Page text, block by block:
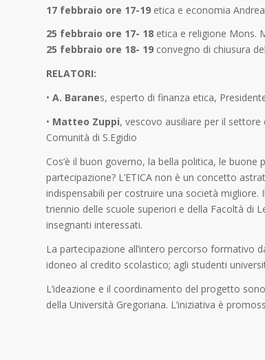
17 febbraio ore 17-19 etica e economia
25 febbraio ore 17- 18 etica e religione Mons.
25 febbraio ore 18- 19 convegno di chiusura
RELATORI:
• A. Baranes, esperto di finanza etica,
• Matteo Zuppi, vescovo ausiliare per il
Comunità di S.Egidio
Cos’è il buon governo, la bella politica, le
partecipazione? L’ETICA non è un concetto
indispensabili per costruire una società
triennio delle scuole superiori e della Facoltà di
insegnanti interessati.
La partecipazione all’intero percorso formativo
idoneo al credito scolastico; agli studenti
L’ideazione e il coordinamento del progetto
della Università Gregoriana. L’iniziativa è